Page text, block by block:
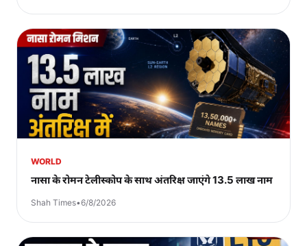
WORLD
नासा के रोमन टेलीस्कोप के साथ अंतरिक्ष जाएंगे 13.5 लाख नाम
Shah Times•6/8/2026